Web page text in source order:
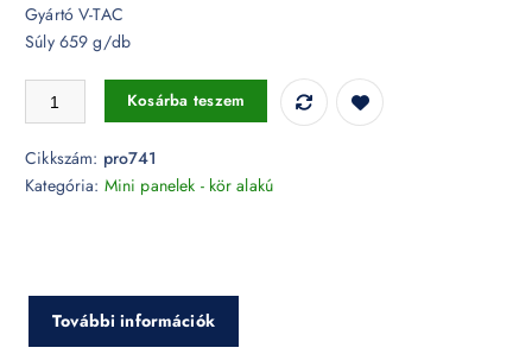
Gyártó V-TAC
Súly 659 g/db
24W keret nélküli süllyeszthető kör (állítható) LED panel Samsung
Kosárba teszem
Cikkszám: pro741
Kategória: Mini panelek - kör alakú
További információk